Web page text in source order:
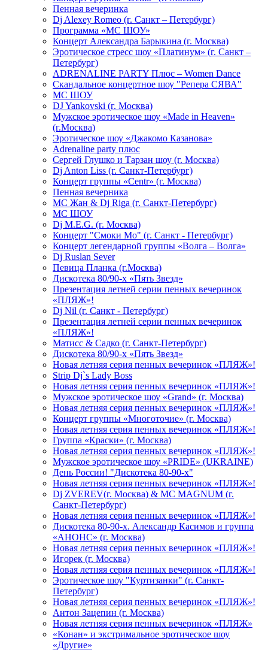
Пенная вечеринка
Dj Alexey Romeo (г. Санкт – Петербург)
Программа «МС ШОУ»
Концерт Александра Барыкина (г. Москва)
Эротическое стресс шоу «Платинум» (г. Санкт –
Петербург)
ADRENALINE PARTY Плюс – Women Dance
Скандальное концертное шоу "Репера СЯВА"
МС ШОУ
DJ Yankovski (г. Москва)
Мужское эротическое шоу «Made in Heaven»
(г.Москва)
Эротическое шоу «Джакомо Казанова»
Adrenaline party плюс
Сергей Глушко и Тарзан шоу (г. Москва)
Dj Anton Liss (г. Санкт-Петербург)
Концерт группы «Centr» (г. Москва)
Пенная вечерника
МС Жан & Dj Riga (г. Санкт-Петербург)
МС ШОУ
Dj M.E.G. (г. Москва)
Концерт "Смоки Мо" (г. Санкт - Петербург)
Концерт легендарной группы «Волга – Волга»
Dj Ruslan Sever
Певица Планка (г.Москва)
Дискотека 80/90-х «Пять Звезд»
Презентация летней серии пенных вечеринок
«ПЛЯЖ»!
Dj Nil (г. Санкт - Петербург)
Презентация летней серии пенных вечеринок
«ПЛЯЖ»!
Матисс & Садко (г. Санкт-Петербург)
Дискотека 80/90-х «Пять Звезд»
Новая летняя серия пенных вечеринок «ПЛЯЖ»!
Strip Dj`s Lady Boss
Новая летняя серия пенных вечеринок «ПЛЯЖ»!
Мужское эротическое шоу «Grand» (г. Москва)
Новая летняя серия пенных вечеринок «ПЛЯЖ»!
Концерт группы «Многоточие» (г. Москва)
Новая летняя серия пенных вечеринок «ПЛЯЖ»!
Группа «Краски» (г. Москва)
Новая летняя серия пенных вечеринок «ПЛЯЖ»!
Мужское эротическое шоу «PRIDE» (UKRAINE)
День России! "Дискотека 80-90-х"
Новая летняя серия пенных вечеринок «ПЛЯЖ»!
Dj ZVEREV(г. Москва) & MC MAGNUM (г.
Санкт-Петербург)
Новая летняя серия пенных вечеринок «ПЛЯЖ»!
Дискотека 80-90-х. Александр Касимов и группа
«АНОНС» (г. Москва)
Новая летняя серия пенных вечеринок «ПЛЯЖ»!
Игорек (г. Москва)
Новая летняя серия пенных вечеринок «ПЛЯЖ»!
Эротическое шоу "Куртизанки" (г. Санкт-
Петербург)
Новая летняя серия пенных вечеринок «ПЛЯЖ»!
Антон Зацепин (г. Москва)
Новая летняя серия пенных вечеринок «ПЛЯЖ»
«Конан» и экстримальное эротическое шоу
«Другие»